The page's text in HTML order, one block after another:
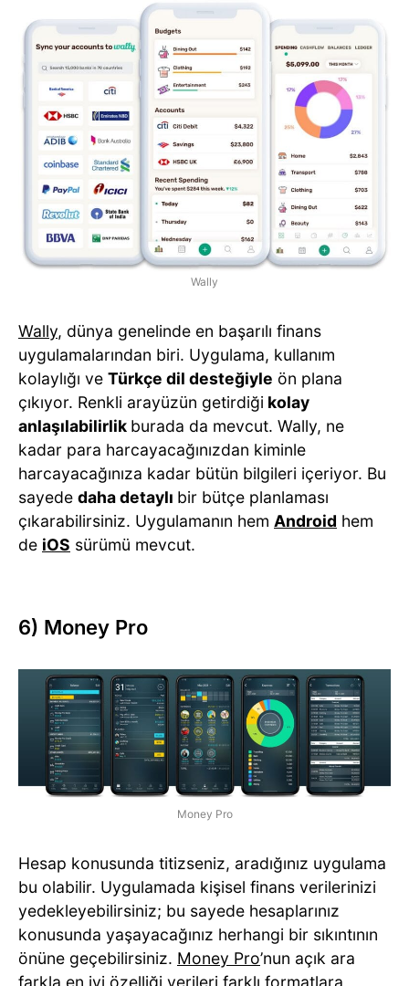
Wally
Wally, dünya genelinde en başarılı finans
uygulamalarından biri. Uygulama, kullanım
kolaylığı ve Türkçe dil desteğiyle ön plana
çıkıyor. Renkli arayüzün getirdiği kolay
anlaşılabilirlik burada da mevcut. Wally, ne
kadar para harcayacağınızdan kiminle
harcayacağınıza kadar bütün bilgileri içeriyor. Bu
sayede daha detaylı bir bütçe planlaması
çıkarabilirsiniz. Uygulamanın hem Android hem
de iOS sürümü mevcut.
6) Money Pro
Money Pro
Hesap konusunda titizseniz, aradığınız uygulama
bu olabilir. Uygulamada kişisel finans verilerinizi
yedekleyebilirsiniz; bu sayede hesaplarınız
konusunda yaşayacağınız herhangi bir sıkıntının
önüne geçebilirsiniz. Money Pro’nun açık ara
farkla en iyi özelliği verileri farklı formatlara